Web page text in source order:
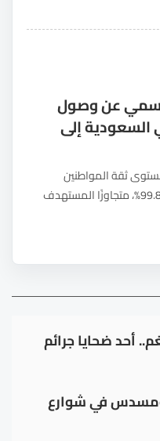
عن وصول
السعودية إلى
ثقة المواطنين
والمقيمين في الخدمات الأمنية إلى 99.86%، متجاوزًا المستهدف
أحد ضحايا جرائم
ومسدس في شوارع